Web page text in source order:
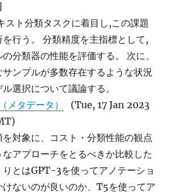
スト分類タスクに着目し,この課題
行う。 分類精度を主指標として,
分類器の性能を評価する。 次に、
ンプルが多数存在するような状況
選択について議論する。
メタデータ）
(Tue, 17 Jan 2023
を対象に、コスト・分類性能の観点
アプローチをとるべきか比較した
りとはGPT-3を使ってアノテーショ
けないのが良いのか、T5を使ってア